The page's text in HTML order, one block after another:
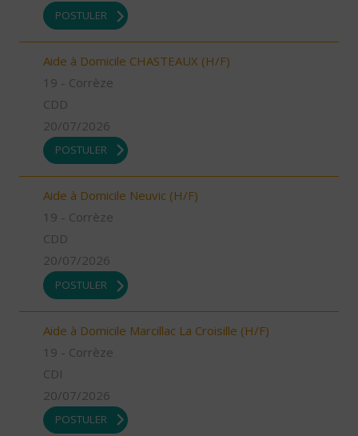
POSTULER
Aide à Domicile CHASTEAUX (H/F)
19 - Corrèze
CDD
20/07/2026
POSTULER
Aide à Domicile Neuvic (H/F)
19 - Corrèze
CDD
20/07/2026
POSTULER
Aide à Domicile Marcillac La Croisille (H/F)
19 - Corrèze
CDI
20/07/2026
POSTULER